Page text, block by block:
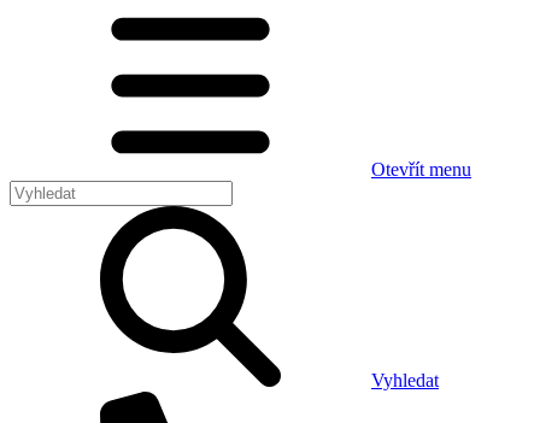
Otevřít menu
Vyhledat